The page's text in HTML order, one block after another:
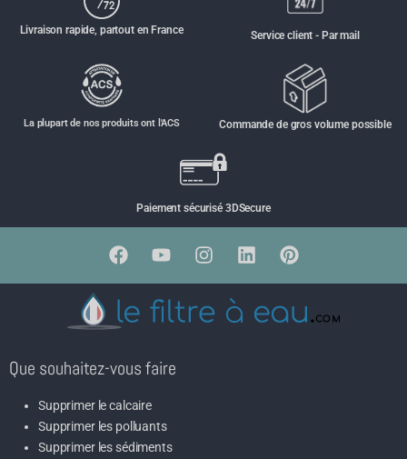
Livraison rapide, partout en France Service client - Par mail
La plupart de nos produits ont l'ACS Commande de gros volume possible
Paiement sécurisé 3DSecure
Que souhaitez-vous faire
Supprimer le calcaire
Supprimer les polluants
Supprimer les sédiments